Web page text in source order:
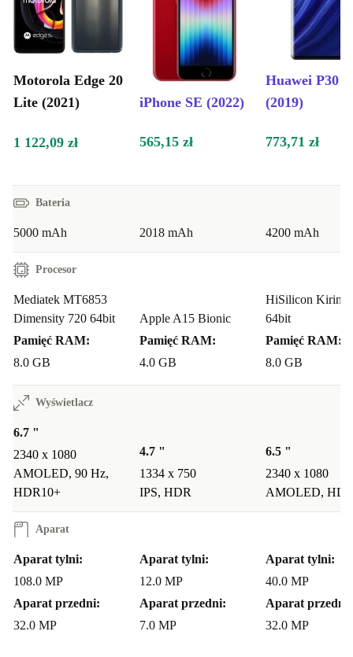
Motorola Edge 20
Lite (2021)
iPhone SE (2022)
Huawei P30
(2019)
1 122,09 zł 565,15 zł 773,71 zł
Bateria
5000 mAh 2018 mAh 4200 mAh
Procesor
Mediatek MT6853
Dimensity 720 64bit
Pamięć RAM:
8.0 GB
Apple A15 Bionic
Pamięć RAM:
4.0 GB
HiSilicon Kirin
64bit
Pamięć RAM:
8.0 GB
Wyświetlacz
6.7 "
2340 x 1080
AMOLED, 90 Hz,
HDR10+
4.7 "
1334 x 750
IPS, HDR
6.5 "
2340 x 1080
AMOLED,
Aparat
Aparat tylni:
108.0 MP
Aparat przedni:
32.0 MP
Aparat tylni:
12.0 MP
Aparat przedni:
7.0 MP
Aparat tylni:
40.0 MP
Aparat przedni:
32.0 MP